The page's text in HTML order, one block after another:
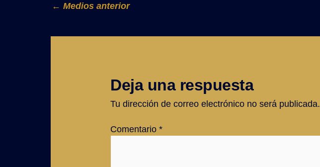
← Medios anterior
Deja una respuesta
Tu dirección de correo electrónico no será publicada.
Comentario*